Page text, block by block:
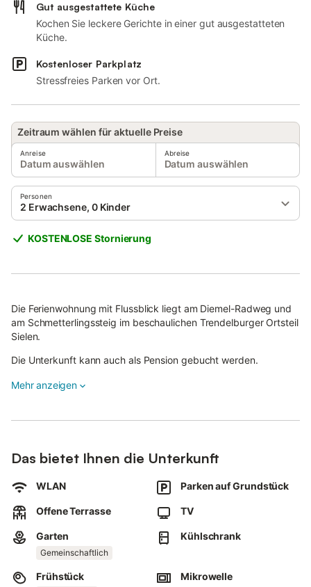
Gut ausgestattete Küche
Kochen Sie leckere Gerichte in einer gut ausgestatteten
Küche.
Kostenloser Parkplatz
Stressfreies Parken vor Ort.
Zeitraum wählen für aktuelle Preise
Anreise
Datum auswählen
Abreise
Datum auswählen
Personen
2 Erwachsene, 0 Kinder
KOSTENLOSE Stornierung
Die Ferienwohnung mit Flussblick liegt am Diemel-Radweg und
am Schmetterlingssteig im beschaulichen Trendelburger Ortsteil
Sielen.
Die Unterkunft kann auch als Pension gebucht werden.
Die 60 Quadratmeter große Ferienwohnung befindet sich im
heimelig.
Note.
Vom Wohnzimmer und Esszimmer aus haben Sie einen schönen
Blick auf die Diemel.
Angrenzend an die Wohn- und Essecke befindet sich die Küche,
und Wasserkocher ausgestattet ist. Das kleine Bad verfügt über
Mehr anzeigen
Das bietet Ihnen die Unterkunft
WLAN Parken auf Grundstück
Offene Terrasse TV
Garten
Gemeinschaftlich
Kühlschrank
Frühstück Mikrowelle